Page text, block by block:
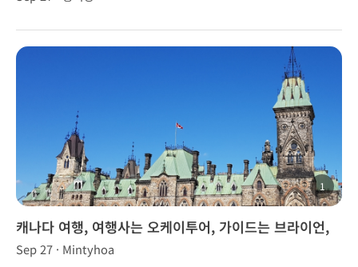
1
캐나다 여행, 여행사는 오케이투어, 가이드는 브라이언,
브라우니, 브니~~!
Sep 27 · Mintyhoa